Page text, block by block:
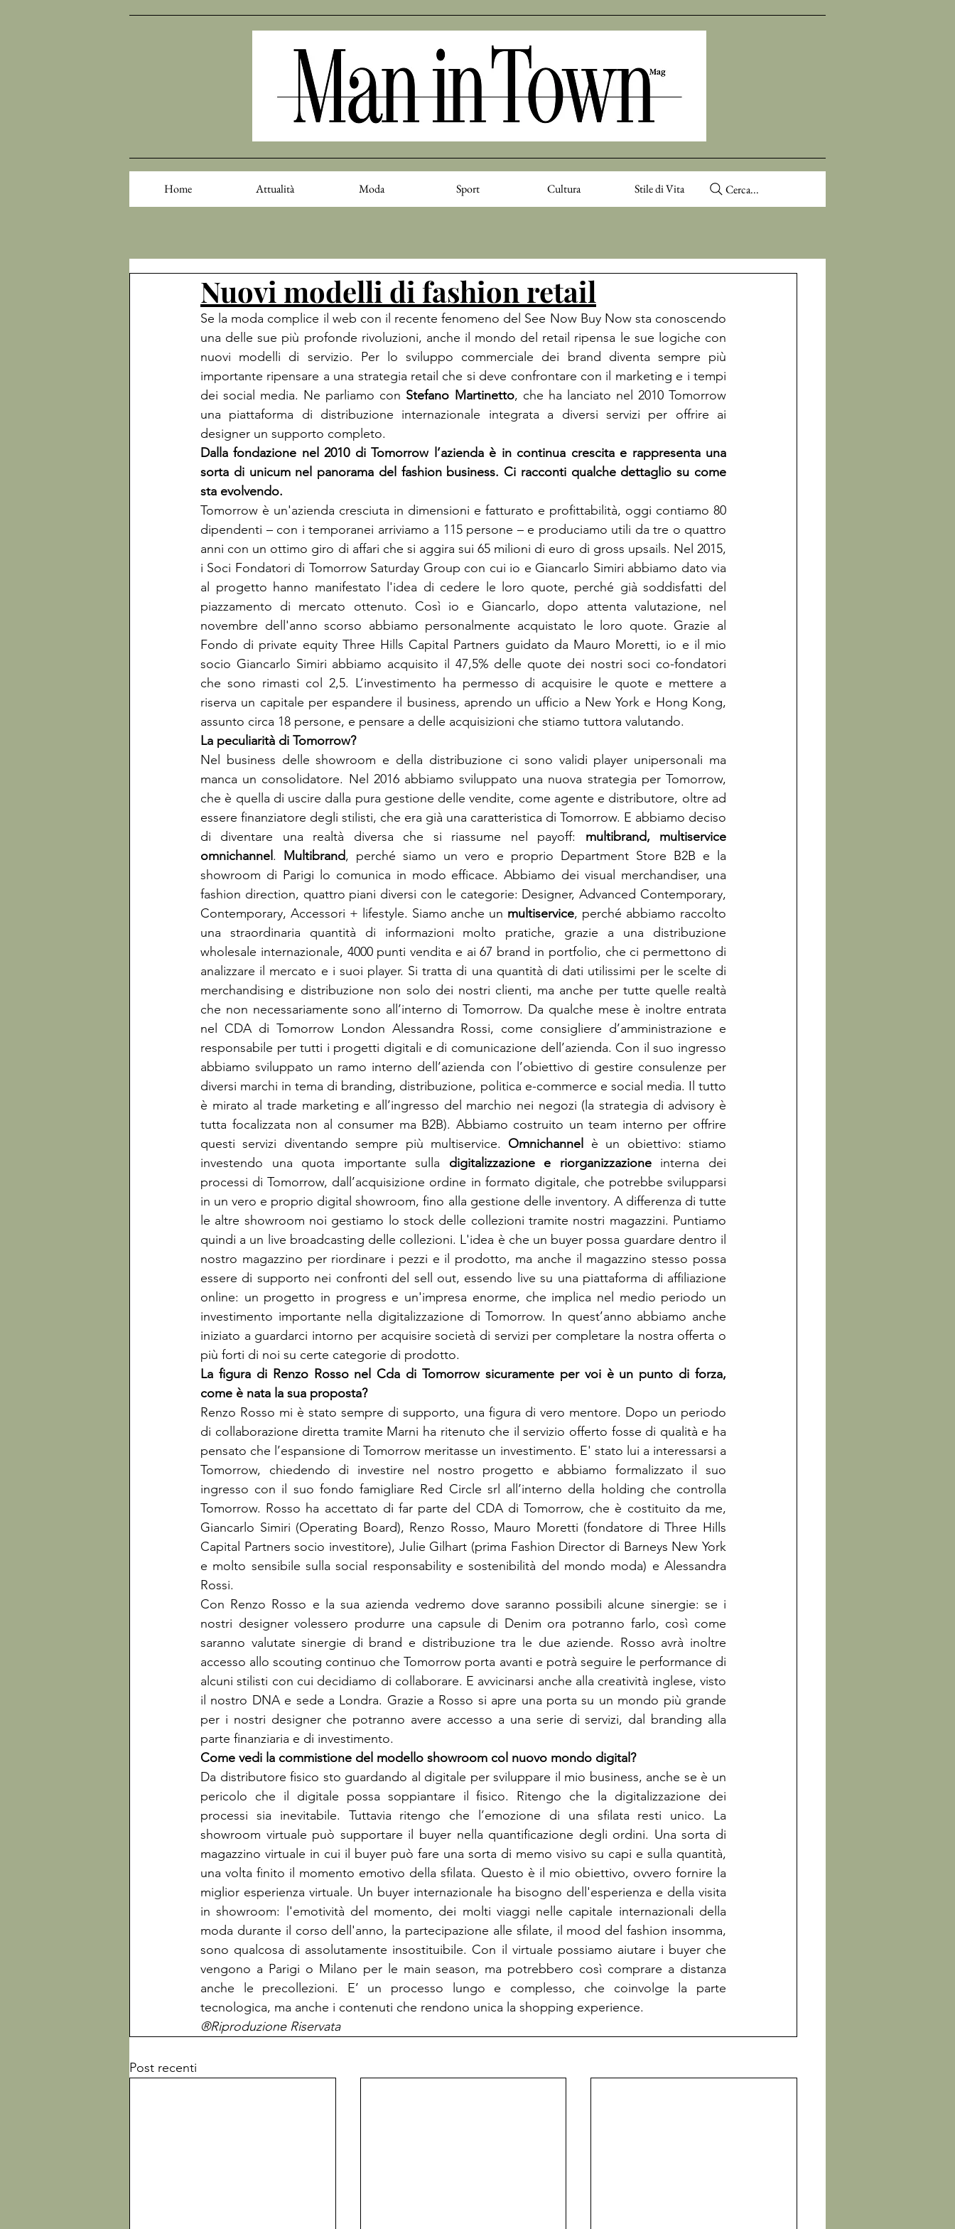
Home Attualità Moda Sport Cultura Stile di Vita Cerca...
Nuovi modelli di fashion retail
Se la moda complice il web con il recente fenomeno del See Now Buy Now sta conoscendo
una delle sue più profonde rivoluzioni, anche il mondo del retail ripensa le sue logiche con
nuovi modelli di servizio. Per lo sviluppo commerciale dei brand diventa sempre più
importante ripensare a una strategia retail che si deve confrontare con il marketing e i tempi
dei social media. Ne parliamo con Stefano Martinetto, che ha lanciato nel 2010 Tomorrow
una piattaforma di distribuzione internazionale integrata a diversi servizi per offrire ai
designer un supporto completo.
Dalla fondazione nel 2010 di Tomorrow l’azienda è in continua crescita e rappresenta una
sorta di unicum nel panorama del fashion business. Ci racconti qualche dettaglio su come
Tomorrow è un'azienda cresciuta in dimensioni e fatturato e profittabilità, oggi contiamo 80
dipendenti – con i temporanei arriviamo a 115 persone – e produciamo utili da tre o quattro
anni con un ottimo giro di affari che si aggira sui 65 milioni di euro di gross upsails. Nel 2015,
i Soci Fondatori di Tomorrow Saturday Group con cui io e Giancarlo Simiri abbiamo dato via
al progetto hanno manifestato l'idea di cedere le loro quote, perché già soddisfatti del
piazzamento di mercato ottenuto. Così io e Giancarlo, dopo attenta valutazione, nel
novembre dell'anno scorso abbiamo personalmente acquistato le loro quote. Grazie al
Fondo di private equity Three Hills Capital Partners guidato da Mauro Moretti, io e il mio
socio Giancarlo Simiri abbiamo acquisito il 47,5% delle quote dei nostri soci co-fondatori
che sono rimasti col 2,5. L’investimento ha permesso di acquisire le quote e mettere a
riserva un capitale per espandere il business, aprendo un ufficio a New York e Hong Kong,
assunto circa 18 persone, e pensare a delle acquisizioni che stiamo tuttora valutando.
Nel business delle showroom e della distribuzione ci sono validi player unipersonali ma
manca un consolidatore. Nel 2016 abbiamo sviluppato una nuova strategia per Tomorrow,
che è quella di uscire dalla pura gestione delle vendite, come agente e distributore, oltre ad
essere finanziatore degli stilisti, che era già una caratteristica di Tomorrow. E abbiamo deciso
di diventare una realtà diversa che si riassume nel payoff: multibrand, multiservice
omnichannel . Multibrand, perché siamo un vero e proprio Department Store B2B e la
showroom di Parigi lo comunica in modo efficace. Abbiamo dei visual merchandiser, una
fashion direction, quattro piani diversi con le categorie: Designer, Advanced Contemporary,
Contemporary, Accessori + lifestyle. Siamo anche un multiservice, perché abbiamo raccolto
una straordinaria quantità di informazioni molto pratiche, grazie a una distribuzione
wholesale internazionale, 4000 punti vendita e ai 67 brand in portfolio, che ci permettono di
analizzare il mercato e i suoi player. Si tratta di una quantità di dati utilissimi per le scelte di
merchandising e distribuzione non solo dei nostri clienti, ma anche per tutte quelle realtà
che non necessariamente sono all’interno di Tomorrow. Da qualche mese è inoltre entrata
nel CDA di Tomorrow London Alessandra Rossi, come consigliere d’amministrazione e
responsabile per tutti i progetti digitali e di comunicazione dell’azienda. Con il suo ingresso
abbiamo sviluppato un ramo interno dell’azienda con l’obiettivo di gestire consulenze per
diversi marchi in tema di branding, distribuzione, politica e-commerce e social media. Il tutto
è mirato al trade marketing e all’ingresso del marchio nei negozi (la strategia di advisory è
tutta focalizzata non al consumer ma B2B). Abbiamo costruito un team interno per offrire
questi servizi diventando sempre più multiservice. Omnichannel
è un obiettivo: stiamo
investendo una quota importante sulla digitalizzazione e riorganizzazione interna dei
processi di Tomorrow, dall’acquisizione ordine in formato digitale, che potrebbe svilupparsi
in un vero e proprio digital showroom, fino alla gestione delle inventory. A differenza di tutte
le altre showroom noi gestiamo lo stock delle collezioni tramite nostri magazzini. Puntiamo
quindi a un live broadcasting delle collezioni. L'idea è che un buyer possa guardare dentro il
nostro magazzino per riordinare i pezzi e il prodotto, ma anche il magazzino stesso possa
essere di supporto nei confronti del sell out, essendo live su una piattaforma di affiliazione
online: un progetto in progress e un'impresa enorme, che implica nel medio periodo un
investimento importante nella digitalizzazione di Tomorrow. In quest’anno abbiamo anche
iniziato a guardarci intorno per acquisire società di servizi per completare la nostra offerta o
più forti di noi su certe categorie di prodotto.
La figura di Renzo Rosso nel Cda di Tomorrow sicuramente per voi è un punto di forza,
Renzo Rosso mi è stato sempre di supporto, una figura di vero mentore. Dopo un periodo
di collaborazione diretta tramite Marni ha ritenuto che il servizio offerto fosse di qualità e ha
pensato che l’espansione di Tomorrow meritasse un investimento. E' stato lui a interessarsi a
Tomorrow, chiedendo di investire nel nostro progetto e abbiamo formalizzato il suo
ingresso con il suo fondo famigliare Red Circle srl all’interno della holding che controlla
Tomorrow. Rosso ha accettato di far parte del CDA di Tomorrow, che è costituito da me,
Giancarlo Simiri (Operating Board), Renzo Rosso, Mauro Moretti (fondatore di Three Hills
Capital Partners socio investitore), Julie Gilhart (prima Fashion Director di Barneys New York
e molto sensibile sulla social responsability e sostenibilità del mondo moda) e Alessandra
Rossi.
Con Renzo Rosso e la sua azienda vedremo dove saranno possibili alcune sinergie: se i
nostri designer volessero produrre una capsule di Denim ora potranno farlo, così come
saranno valutate sinergie di brand e distribuzione tra le due aziende. Rosso avrà inoltre
accesso allo scouting continuo che Tomorrow porta avanti e potrà seguire le performance di
alcuni stilisti con cui decidiamo di collaborare. E avvicinarsi anche alla creatività inglese, visto
il nostro DNA e sede a Londra. Grazie a Rosso si apre una porta su un mondo più grande
per i nostri designer che potranno avere accesso a una serie di servizi, dal branding alla
parte finanziaria e di investimento.
Da distributore fisico sto guardando al digitale per sviluppare il mio business, anche se è un
pericolo che il digitale possa soppiantare il fisico. Ritengo che la digitalizzazione dei
processi sia inevitabile. Tuttavia ritengo che l’emozione di una sfilata resti unico. La
showroom virtuale può supportare il buyer nella quantificazione degli ordini. Una sorta di
magazzino virtuale in cui il buyer può fare una sorta di memo visivo su capi e sulla quantità,
una volta finito il momento emotivo della sfilata. Questo è il mio obiettivo, ovvero fornire la
miglior esperienza virtuale. Un buyer internazionale ha bisogno dell'esperienza e della visita
in showroom: l'emotività del momento, dei molti viaggi nelle capitale internazionali della
moda durante il corso dell'anno, la partecipazione alle sfilate, il mood del fashion insomma,
sono qualcosa di assolutamente insostituibile. Con il virtuale possiamo aiutare i buyer che
vengono a Parigi o Milano per le main season, ma potrebbero così comprare a distanza
anche le precollezioni. E’ un processo lungo e complesso, che coinvolge la parte
tecnologica, ma anche i contenuti che rendono unica la shopping experience.
®Riproduzione Riservata
Post recenti